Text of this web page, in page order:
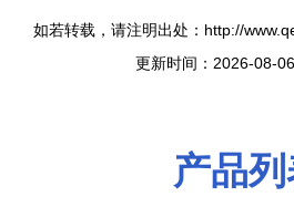
如若转载，请注明出处：http://
更新时间：2026-08-
产品